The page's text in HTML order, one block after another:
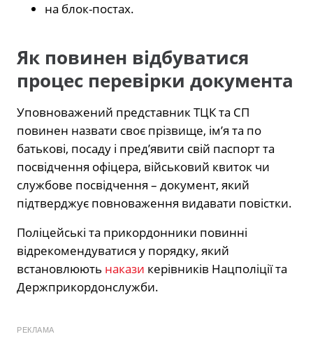
на блок-постах.
Як повинен відбуватися
процес перевірки документа
Уповноважений представник ТЦК та СП
повинен назвати своє прізвище, ім’я та по
батькові, посаду і пред’явити свій паспорт та
посвідчення офіцера, військовий квиток чи
службове посвідчення – документ, який
підтверджує повноваження видавати повістки.
Поліцейські та прикордонники повинні
відрекомендуватися у порядку, який
встановлюють накази керівників Нацполіції та
Держприкордонслужби.
РЕКЛАМА